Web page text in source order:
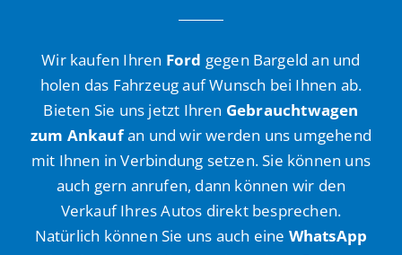
Wir kaufen Ihren Ford gegen Bargeld an und
holen das Fahrzeug auf Wunsch bei Ihnen ab.
Bieten Sie uns jetzt Ihren Gebrauchtwagen
zum Ankaufan und wir werden uns umgehend
mit Ihnen in Verbindung setzen. Sie können uns
auch gern anrufen, dann können wir den
Verkauf Ihres Autos direkt besprechen.
Natürlich können Sie uns auch eine WhatsApp